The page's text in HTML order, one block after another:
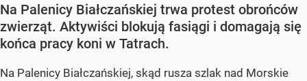
Na Palenicy Białczańskiej trwa protest obrońców
zwierząt. Aktywiści blokują fasiągi i domagają się
końca pracy koni w Tatrach.
Na Palenicy Białczańskiej, skąd rusza szlak nad Morskie